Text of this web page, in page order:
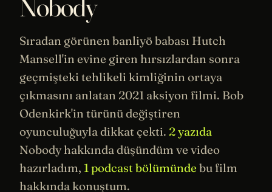
Nobody
Sıradan görünen banliyö babası Hutch
Mansell'in evine giren hırsızlardan sonra
geçmişteki tehlikeli kimliğinin ortaya
çıkmasını anlatan 2021 aksiyon filmi. Bob
Odenkirk'in türünü değiştiren
oyunculuğuyla dikkat çekti. 2 yazıda
Nobody hakkında düşündüm ve video
hazırladım, 1 podcast bölümünde bu film
hakkında konuştum.